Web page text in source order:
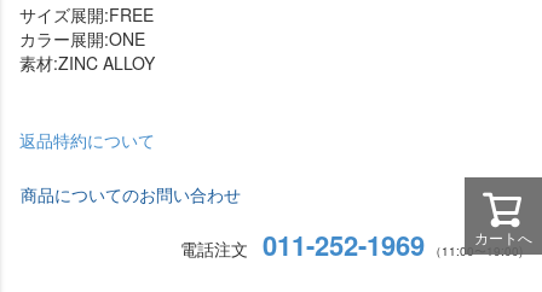
サイズ展開:FREE
カラー展開:ONE
素材:ZINC ALLOY
返品特約について
商品についてのお問い合わせ
電話注文 011-252-1969 （11:00〜19:00)
カートへ